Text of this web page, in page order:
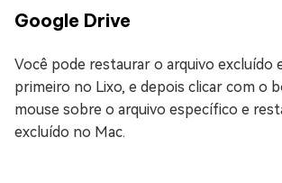
Google Drive
Você pode restaurar o arquivo
primeiro no Lixo, e depois clicar com o
mouse sobre o arquivo específico e
excluído no Mac.